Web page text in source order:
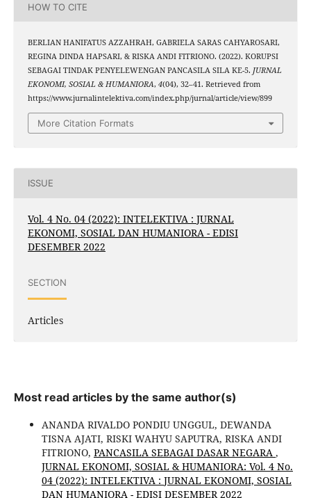
HOW TO CITE
BERLIAN HANIFATUS AZZAHRAH, GABRIELA SARAS CAHYAROSARI,
REGINA DINDA HAPSARI, & RISKA ANDI FITRIONO. (2022). KORUPSI
SEBAGAI TINDAK PENYELEWENGAN PANCASILA SILA KE-5. JURNAL
EKONOMI, SOSIAL & HUMANIORA, 4(04), 32–41. Retrieved from
https://www.jurnalintelektiva.com/index.php/jurnal/article/view/899
More Citation Formats
ISSUE
Vol. 4 No. 04 (2022): INTELEKTIVA : JURNAL
EKONOMI, SOSIAL DAN HUMANIORA - EDISI
DESEMBER 2022
SECTION
Articles
Most read articles by the same author(s)
ANANDA RIVALDO PONDIU UNGGUL, DEWANDA
TISNA AJATI, RISKI WAHYU SAPUTRA, RISKA ANDI
FITRIONO, PANCASILA SEBAGAI DASAR NEGARA ,
JURNAL EKONOMI, SOSIAL & HUMANIORA: Vol. 4 No.
04 (2022): INTELEKTIVA : JURNAL EKONOMI, SOSIAL
DAN HUMANIORA - EDISI DESEMBER 2022